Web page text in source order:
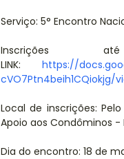
Serviço: 5° Encontro
LINK: https://
cVO7Ptn4beih1CQiokjg/
Local de inscrições: Pelo
Apoio aos Condôminos -
Dia do encontro: 18 de